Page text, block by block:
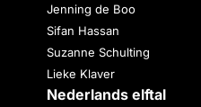
Jenning de Boo
Sifan Hassan
Suzanne Schulting
Lieke Klaver
Nederlands elftal